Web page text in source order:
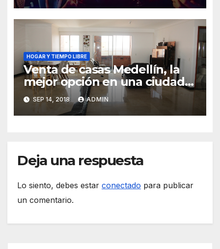
HOGAR Y TIEMPO LIBRE
Venta de casas Medellín, la
mejor opción en una ciudad
bien integrada
SEP 14, 2018 ADMIN
Deja una respuesta
Lo siento, debes estar conectado para publicar
un comentario.